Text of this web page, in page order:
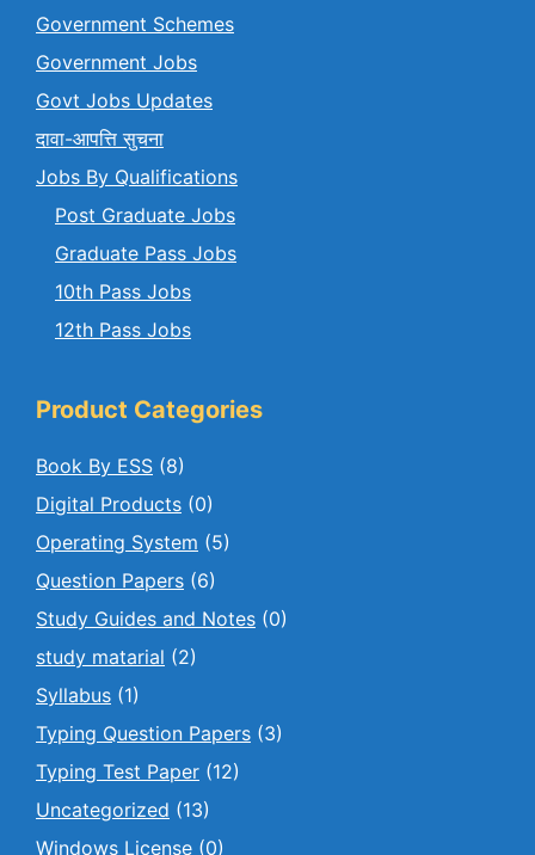
Government Schemes
Government Jobs
Govt Jobs Updates
दावा-आपत्ति सुचना
Jobs By Qualifications
Post Graduate Jobs
Graduate Pass Jobs
10th Pass Jobs
12th Pass Jobs
Product Categories
Book By ESS (8)
Digital Products (0)
Operating System (5)
Question Papers (6)
Study Guides and Notes (0)
study matarial (2)
Syllabus (1)
Typing Question Papers (3)
Typing Test Paper (12)
Uncategorized (13)
Windows License (0)